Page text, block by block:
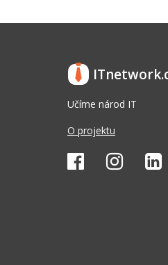
Učíme národ IT
O projektu